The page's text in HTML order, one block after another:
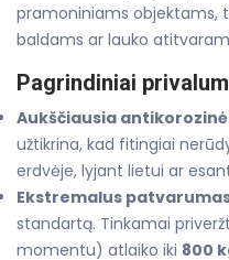
pramoniniams objektams,
baldams ar lauko
Pagrindiniai
Aukščiausia
užtikrina, kad fitingiai
erdvėje, lyjant lietui ar
Ekstremalus
standartą. Tinkamai
momentu) atlaiko iki 800